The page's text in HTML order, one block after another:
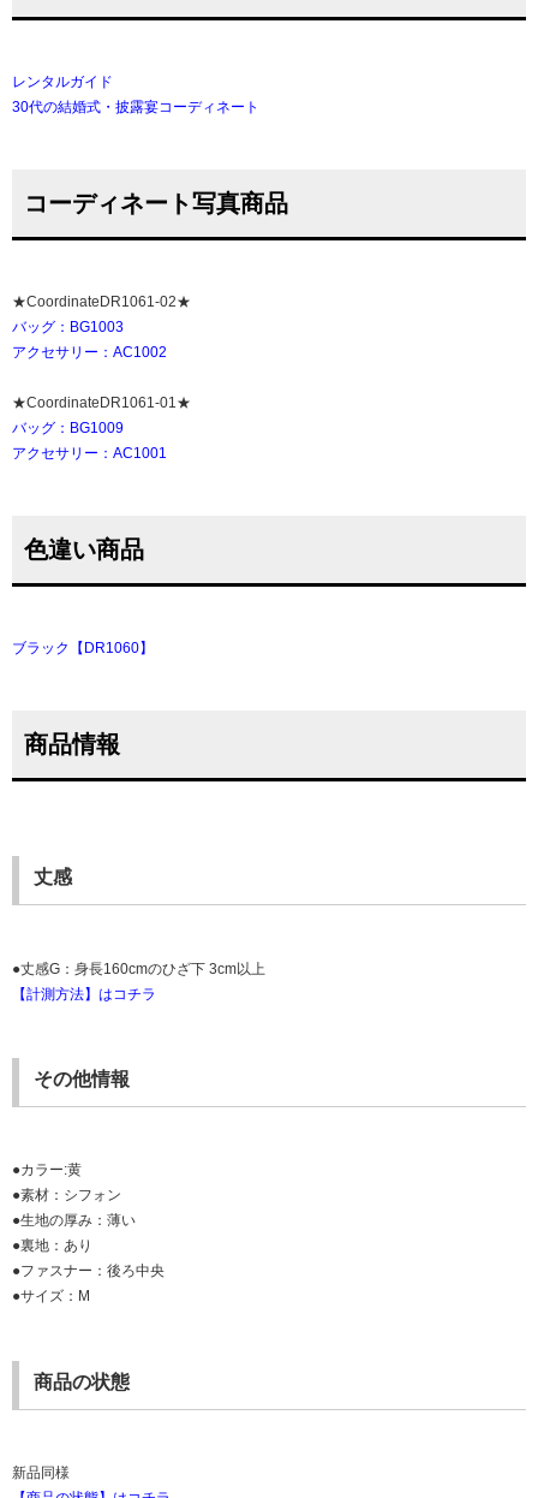
レンタルガイド
30代の結婚式・披露宴コーディネート
コーディネート写真商品
★CoordinateDR1061-02★
バッグ：BG1003
アクセサリー：AC1002
★CoordinateDR1061-01★
バッグ：BG1009
アクセサリー：AC1001
色違い商品
ブラック【DR1060】
商品情報
丈感
●丈感G：身長160cmのひざ下 3cm以上
【計測方法】はコチラ
その他情報
●カラー:黄
●素材：シフォン
●生地の厚み：薄い
●裏地：あり
●ファスナー：後ろ中央
●サイズ：M
商品の状態
新品同様